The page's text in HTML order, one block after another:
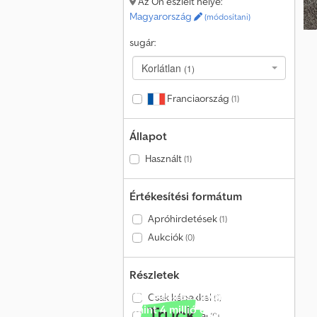
Magyarország
(módosítani)
sugár:
Korlátlan (1)
Franciaország (1)
Állapot
Használt(1)
Értékesítési formátum
Apróhirdetések(1)
Aukciók(0)
Részletek
Csak képekkel (1)
Értékesítés havonta több
mint 4 millió érdeklődőnek